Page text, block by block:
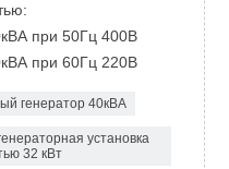
при 50Гц 400В
при 60Гц 220В
генератор 40кВА
установка
32 кВт